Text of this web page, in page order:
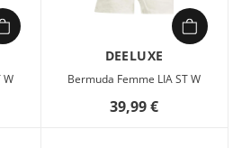
W
DEELUXE
Bermuda Femme LIA ST W
39,99 €